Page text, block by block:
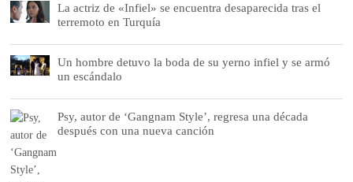
La actriz de «Infiel» se encuentra desaparecida tras el
terremoto en Turquía
Un hombre detuvo la boda de su yerno infiel y se armó
un escándalo
Psy, autor de ‘Gangnam Style’, regresa una década
después con una nueva canción